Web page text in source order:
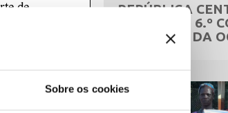
Sobre os cookies
REPÚBLICA
AFRICANA: 6.º
NACIONAL DA